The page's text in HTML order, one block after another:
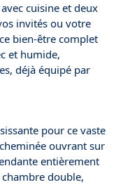
cuisine et deux
invités ou votre
bien-être complet
et humide,
déjà équipé par
pour ce vaste
ouvrant sur
entièrement
double,